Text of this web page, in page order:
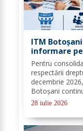
ITM
informare
colective la
sectorul
Pentru
respectării
decembrie
Botoșani
pentru
28 iulie 2026